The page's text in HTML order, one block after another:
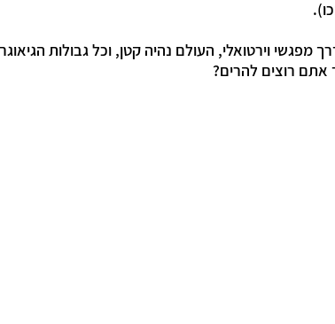
מפגשי וירטואלי, העולם נהיה קטן, וכל גבולות
אתם רוצים להרים?